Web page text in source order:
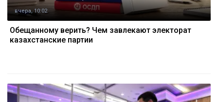
вчера, 10:02
Обещанному верить? Чем завлекают электорат
казахстанские партии